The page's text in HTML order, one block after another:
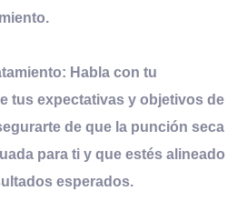
Habla con tu
tus expectativas y objetivos de
de que la punción seca
para ti y que estés alineado
esperados.